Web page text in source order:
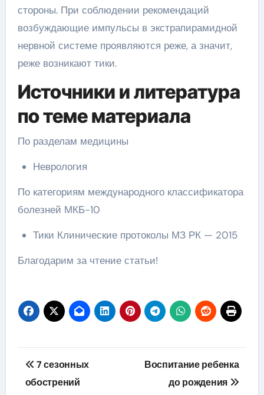
стороны. При соблюдении рекомендаций
возбуждающие импульсы в экстрапирамидной
нервной системе проявляются реже, а значит,
реже возникают тики.
Источники и литература
по теме материала
По разделам медицины
Неврология
По категориям международного классификатора
болезней МКБ-10
Тики Клинические протоколы МЗ РК — 2015
Благодарим за чтение статьи!
Навигация
по
7 сезонных
обострений
Воспитание ребенка
до рождения